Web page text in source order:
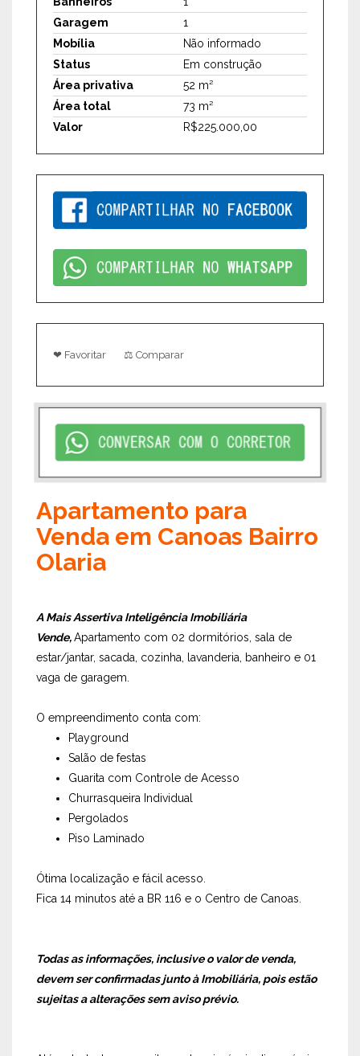
Garagem
1
Mobília
Não informado
Status
Em construção
Área privativa
52 m²
Área total
73 m²
Valor
R$225.000,00
❤ Favoritar ⚖ Comparar
Apartamento para
Venda em Canoas Bairro
Olaria
A Mais Assertiva Inteligência Imobiliária
Vende,Apartamento com 02 dormitórios, sala de
estar/jantar, sacada, cozinha, lavanderia, banheiro e 01
vaga de garagem.
O empreendimento conta com:
Playground
Salão de festas
Guarita com Controle de Acesso
Churrasqueira Individual
Pergolados
Piso Laminado
Ótima localização e fácil acesso.
Fica 14 minutos até a BR 116 e o Centro de Canoas.
Todas as informações, inclusive o valor de venda,
devem ser confirmadas junto à Imobiliária, pois estão
sujeitas a alterações sem aviso prévio.